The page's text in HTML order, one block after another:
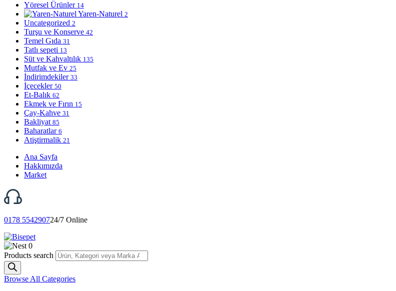
Yöresel Ürünler 14
Yaren-Naturel 2
Uncategorized 2
Turşu ve Konserve 42
Temel Gıda 31
Tatlı sepeti 13
Süt ve Kahvaltılık 135
Mutfak ve Ev 25
İndirimdekiler 33
İçecekler 50
Et-Balık 62
Ekmek ve Fırın 15
Çay-Kahve 31
Bakliyat 85
Baharatlar 6
Atiştirmalik 21
Ana Sayfa
Hakkımızda
Market
0178 554290724/7 Online
0
Products search
Browse All Categories